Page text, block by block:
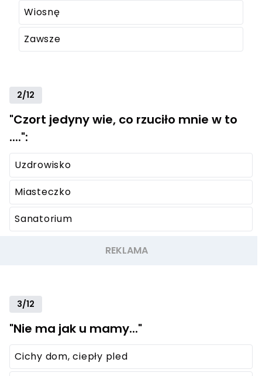
Wiosnę
Zawsze
2/12
"Czort jedyny wie, co rzuciło mnie w to
....":
Uzdrowisko
Miasteczko
Sanatorium
3/12
"Nie ma jak u mamy..."
Cichy dom, ciepły pled